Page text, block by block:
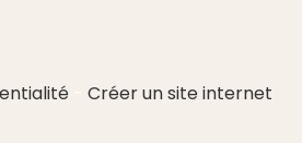
Créer un site internet